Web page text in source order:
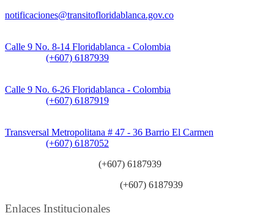
notificaciones@transitofloridablanca.gov.co
Calle 9 No. 8-14 Floridablanca - Colombia
(+607) 6187939
Calle 9 No. 6-26 Floridablanca - Colombia
(+607) 6187919
Transversal Metropolitana # 47 - 36 Barrio El Carmen
(+607) 6187052
(+607) 6187939
(+607) 6187939
Enlaces Institucionales